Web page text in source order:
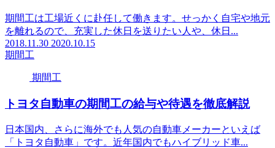
期間工は工場近くに赴任して働きます。せっかく自宅や地元
を離れるので、充実した休日を送りたい人や、休日...
2018.11.30 2020.10.15
期間工
期間工
トヨタ自動車の期間工の給与や待遇を徹底解説
日本国内、さらに海外でも人気の自動車メーカーといえば
「トヨタ自動車」です。近年国内でもハイブリッド車...